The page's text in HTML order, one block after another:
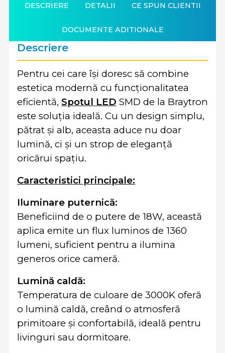
DESCRIERE DETALII CE SPUN CLIENTII
DOCUMENTE ADITIONALE
Descriere
Pentru cei care își doresc să combine
estetica modernă cu funcționalitatea
eficientă, Spotul LED SMD de la Braytron
este soluția ideală. Cu un design simplu,
pătrat și alb, aceasta aduce nu doar
lumină, ci și un strop de eleganță
oricărui spațiu.
Caracteristici principale:
Iluminare puternică:
Beneficiind de o putere de 18W, această
aplica emite un flux luminos de 1360
lumeni, suficient pentru a ilumina
generos orice cameră.
Lumină caldă:
Temperatura de culoare de 3000K oferă
o lumină caldă, creând o atmosferă
primitoare și confortabilă, ideală pentru
livinguri sau dormitoare.